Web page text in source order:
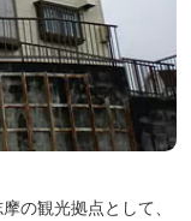
の観光拠点として、